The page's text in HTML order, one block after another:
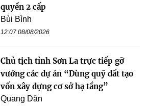
quyền 2 cấp
Bùi Bình
12:07 08/08/2026
Chủ tịch tỉnh Sơn La trực tiếp gỡ
vướng các dự án “Dùng quỹ đất tạo
vốn xây dựng cơ sở hạ tầng”
Quang Dân